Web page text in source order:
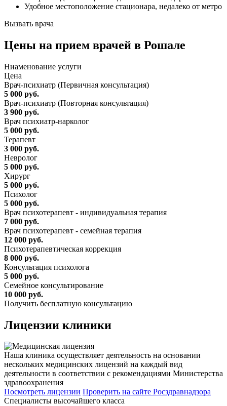
Удобное местоположение стационара, недалеко от метро
Вызвать врача
Цены на прием врачей в Рошале
Ниaменование услуги
Цена
Врач-психиатр (Первичная консультация)
5 000 руб.
Врач-психиатр (Повторная консультация)
3 900 руб.
Врач психиатр-нарколог
5 000 руб.
Терапевт
3 000 руб.
Невролог
5 000 руб.
Хирург
5 000 руб.
Психолог
5 000 руб.
Врач психотерапевт - индивидуальная терапия
7 000 руб.
Врач психотерапевт - семейная терапия
12 000 руб.
Психотерапевтическая коррекция
8 000 руб.
Консультация психолога
5 000 руб.
Семейное консультирование
10 000 руб.
Получить бесплатную консультацию
Лицензии клиники
Наша клиника осуществляет деятельность на основании
нескольких медицинских лицензий на каждый вид
деятельности в соответствии с рекомендациями Министерства
здравоохранения
Посмотреть лицензии Проверить на сайте Росздравнадзора
Специалисты высочайшего класса